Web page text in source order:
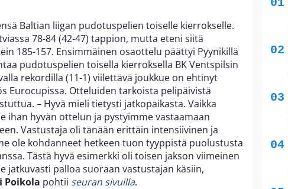
Baltian liigan pudotuspelien toiselle kierrokselle.
78-84 (42-47) tappion, mutta eteni siitä
185-157. Ensimmäinen osaottelu päättyi Pyynikillä
pudotuspelien toisella kierroksella BK Ventspilsin
rekordilla (11-1) viilettävä joukkue on ehtinyt
Eurocupissa. Otteluiden tarkoista pelipäivistä
– Hyvä mieli tietysti jatkopaikasta. Vaikka
ihan hyvän ottelun ja pystyimme vastaamaan
Vastustaja oli tänään erittäin intensiivinen ja
ole kohdanneet hetkeen tuon tyyppistä puolustusta
Tästä hyvä esimerkki oli toisen jakson viimeinen
jatkuvasti palloa suoraan vastustajan käsiin,
Poikola pohtii seuran sivuilla.